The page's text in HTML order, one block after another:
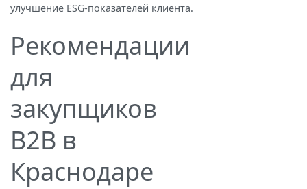
улучшение ESG‑показателей клиента.
Рекомендации
для
закупщиков
B2B в
Краснодаре